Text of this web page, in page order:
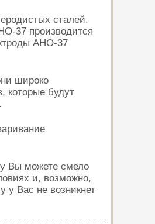
сталей.
37 производится
АНО-37
широко
которые будут
Вы можете смело
и, возможно,
у Вас не возникнет